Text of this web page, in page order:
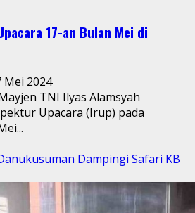
17-an Bulan Mei di
Mei 2024
TNI Ilyas Alamsyah
Upacara (Irup) pada
Dampingi Safari KB